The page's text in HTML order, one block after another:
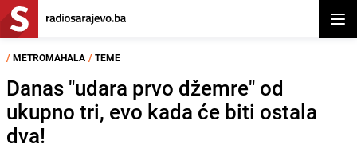
/ METROMAHALA / TEME
Danas "udara prvo džemre" od
ukupno tri, evo kada će biti ostala
dva!